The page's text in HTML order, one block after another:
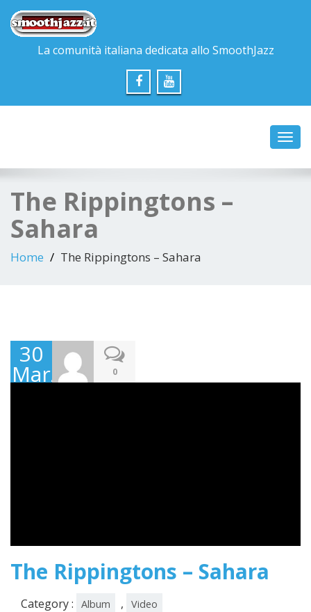
La comunità italiana dedicata allo SmoothJazz
The Rippingtons –
Sahara
Home The Rippingtons – Sahara
30
Marzo 0
The Rippingtons – Sahara
Category : Album , Video